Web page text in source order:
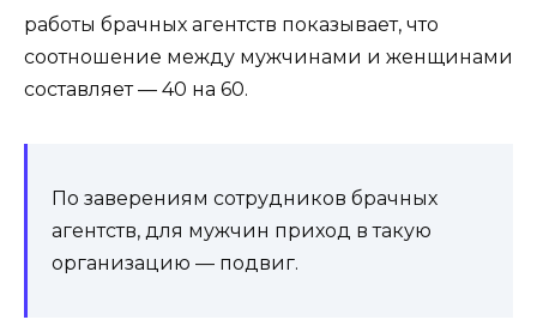
работы брачных агентств показывает, что
соотношение между мужчинами и женщинами
составляет — 40 на 60.
По заверениям сотрудников брачных
агентств, для мужчин приход в такую
организацию — подвиг.